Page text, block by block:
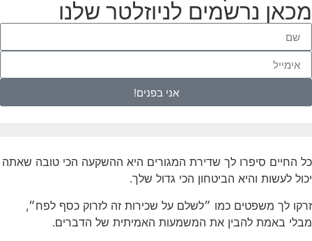
נרשמים לניוזלטר שלנו
אני בפנים!
החיים סיפרו לך שדירת המגורים היא ההשקעה הכי טובה שאתה
לעשות והיא הביטחון הכי גדול שלך.
לך משפטים כמו ״לשלם על שכירות זה לזרוק כסף לפח״,
באמת להבין את המשמעות האמיתית של הדברים.